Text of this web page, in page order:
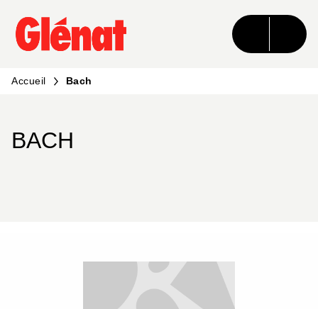
MENU RECHERCHE CONTENU
PIED DE PAGE
Accueil Bach
BACH